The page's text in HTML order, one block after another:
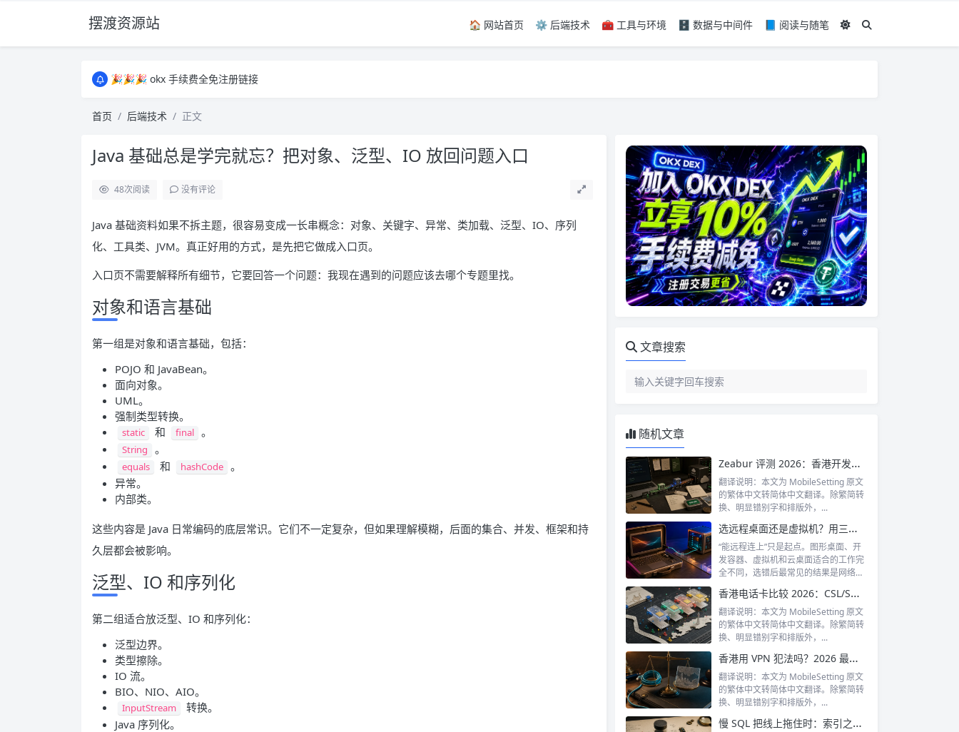
摆渡资源站 🏠 网站首页 ⚙️ 后端技术 🧰 工具与环境 🗄️ 数据与中间件 📘 阅读与随笔
🎉🎉🎉 okx 手续费全免注册链接
所有资源均为免费网盘资源，资源失效请备注留言，感谢！
🎉🎉🎉 okx 手续费全免注册链接
首页 后端技术 正文
Java 基础总是学完就忘？把对象、泛型、IO 放回问题入口
48次阅读 没有评论
Java 基础资料如果不拆主题，很容易变成一长串概念：对象、关键字、异常、类加载、泛型、IO、序列
化、工具类、JVM。真正好用的方式，是先把它做成入口页。
入口页不需要解释所有细节，它要回答一个问题：我现在遇到的问题应该去哪个专题里找。
对象和语言基础
第一组是对象和语言基础，包括：
POJO 和 JavaBean。
面向对象。
UML。
强制类型转换。
static 和 final 。
String 。
equals 和 hashCode 。
异常。
内部类。
这些内容是 Java 日常编码的底层常识。它们不一定复杂，但如果理解模糊，后面的集合、并发、框架和持
久层都会被影响。
泛型、IO 和序列化
第二组适合放泛型、IO 和序列化：
泛型边界。
类型擦除。
IO 流。
BIO、NIO、AIO。
InputStream
转换。
Java 序列化。
文章搜索
随机文章
Zeabur 评测 2026：香港开发者免费部署 Side Project 完全指南
翻译说明：本文为 MobileSetting 原文
的繁体中文转简体中文翻译。除繁简转
换、明显错别字和排版外，...
选远程桌面还是虚拟机？用三项约束做开发环境决策
“能远程连上”只是起点。图形桌面、开
发容器、虚拟机和云桌面适合的工作完
全不同，选错后最常见的结果是网络抖
香港电话卡比较 2026：CSL/SmarTone/3HK/中国移动边间最抵上台？
翻译说明：本文为 MobileSetting 原文
的繁体中文转简体中文翻译。除繁简转
换、明显错别字和排版外，...
香港用 VPN 犯法吗？2026 最新法律分析与使用建议
翻译说明：本文为 MobileSetting 原文
的繁体中文转简体中文翻译。除繁简转
换、明显错别字和排版外，...
慢 SQL 把线上拖住时：索引之外先补止血链路